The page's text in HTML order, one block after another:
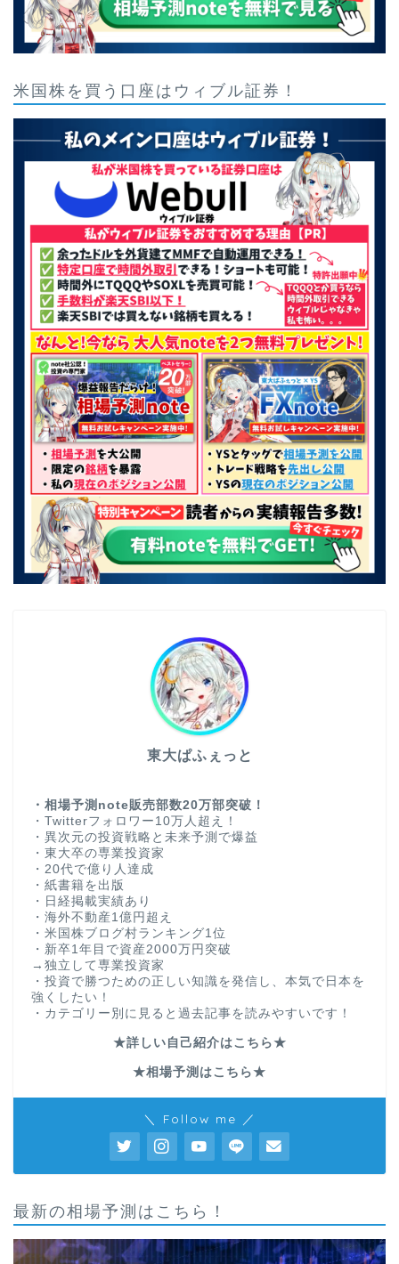
米国株を買う口座はウィブル証券！
東大ぱふぇっと
・相場予測note販売部数20万部突破！
・Twitterフォロワー10万人超え！
・異次元の投資戦略と未来予測で爆益
・東大卒の専業投資家
・20代で億り人達成
・紙書籍を出版
・日経掲載実績あり
・海外不動産1億円超え
・米国株ブログ村ランキング1位
・新卒1年目で資産2000万円突破
→独立して専業投資家
・投資で勝つための正しい知識を発信し、本気で日本を
強くしたい！
・カテゴリー別に見ると過去記事を読みやすいです！
★詳しい自己紹介はこちら★
★相場予測はこちら★
＼ Follow me ／
最新の相場予測はこちら！